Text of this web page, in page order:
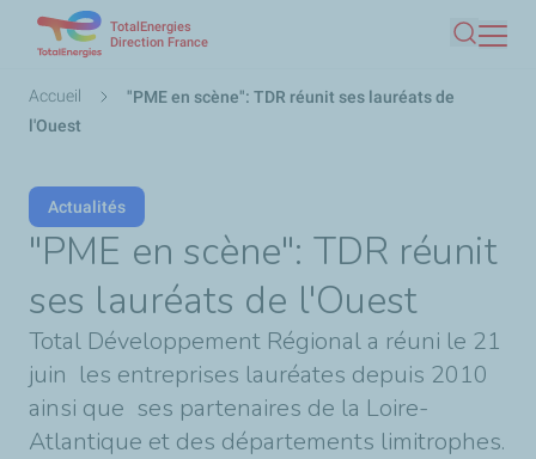
contenu
TotalEnergies
Direction France
Fil
d'Ariane
Accueil
"PME en scène": TDR réunit ses lauréats de
l'Ouest
Actualités
"PME en scène": TDR réunit
ses lauréats de l'Ouest
Total Développement Régional a réuni le 21
juin les entreprises lauréates depuis 2010
ainsi que ses partenaires de la Loire-
Atlantique et des départements limitrophes.